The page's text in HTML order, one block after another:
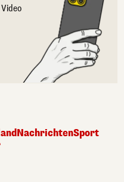
NachrichtenSport